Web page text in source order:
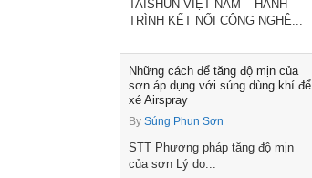
TAISHUN VIỆT NAM – HÀNH
TRÌNH KẾT NỐI CÔNG NGHỆ...
Những cách để tăng độ mịn của
sơn áp dụng với súng dùng khí để
xé Airspray
By Súng Phun Sơn
STT Phương pháp tăng độ mịn
của sơn Lý do...